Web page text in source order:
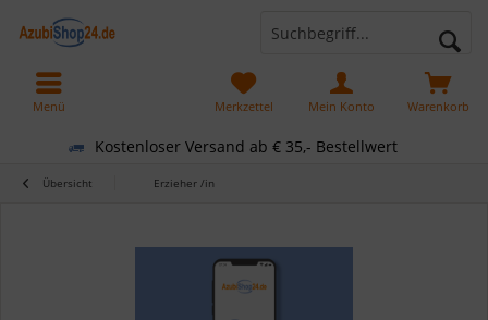
Kostenloser Versand ab € 35,- Bestellwert
Warenkorb
Merkzettel Mein Konto
Menü
Übersicht Erzieher /in